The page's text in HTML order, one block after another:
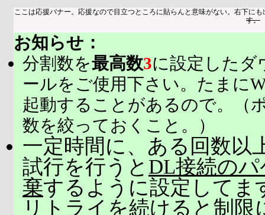
ここは応援バナー。応援なので目立つところに貼らんと意味がない。右下に
す。
お知らせ：
分割数を最高数3に設定したダ
ールをご使用下さい。たまに
起動することがあるので。（
数を絞っておくこと。）
一定時間に、ある回数以
試行を行うと DL接続の
棄するように設定してま
リトライを続けると制限